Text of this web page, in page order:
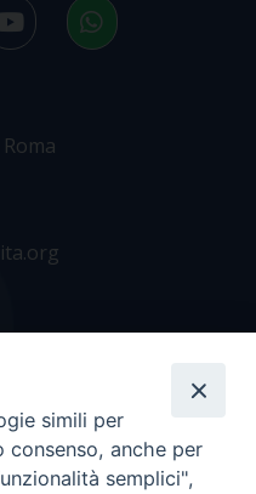
simili per
anche per
semplici",